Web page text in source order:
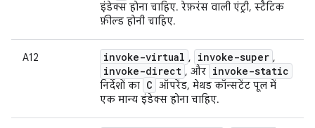
इंडेक्स होना चाहिए. रेफ़रंस वाली एंट्री, स्टैटिक
फ़ील्ड होनी चाहिए.
A12 invoke-virtual , invoke-super ,
invoke-direct , और invoke-static
निर्देशों का C ऑपरेंड, मेथड कॉन्सटेंट पूल में
एक मान्य इंडेक्स होना चाहिए.